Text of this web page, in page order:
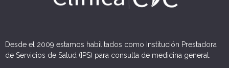
Desde el 2009 estamos habilitados como Institución Prestadora
de Servicios de Salud (IPS) para consulta de medicina general.